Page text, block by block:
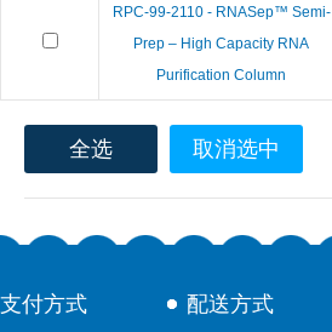
RPC-99-2110 - RNASep™ Semi-
Prep – High Capacity RNA
Purification Column
全选 取消选中
支付方式 配送方式